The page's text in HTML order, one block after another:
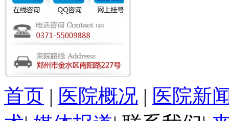
首页 | 医院概况 | 医院新